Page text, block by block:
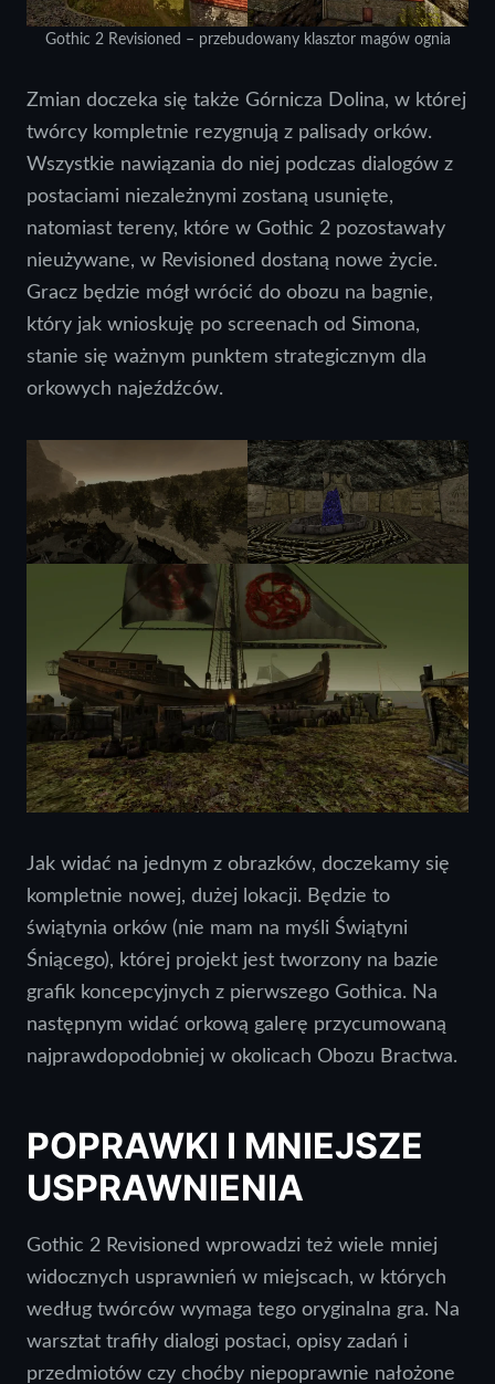
Gothic 2 Revisioned – przebudowany klasztor magów ognia
Zmian doczeka się także Górnicza Dolina, w której
twórcy kompletnie rezygnują z palisady orków.
Wszystkie nawiązania do niej podczas dialogów z
postaciami niezależnymi zostaną usunięte,
natomiast tereny, które w Gothic 2 pozostawały
nieużywane, w Revisioned dostaną nowe życie.
Gracz będzie mógł wrócić do obozu na bagnie,
który jak wnioskuję po screenach od Simona,
stanie się ważnym punktem strategicznym dla
orkowych najeźdźców.
Jak widać na jednym z obrazków, doczekamy się
kompletnie nowej, dużej lokacji. Będzie to
świątynia orków (nie mam na myśli Świątyni
Śniącego), której projekt jest tworzony na bazie
grafik koncepcyjnych z pierwszego Gothica. Na
następnym widać orkową galerę przycumowaną
najprawdopodobniej w okolicach Obozu Bractwa.
POPRAWKI I MNIEJSZE
USPRAWNIENIA
Gothic 2 Revisioned wprowadzi też wiele mniej
widocznych usprawnień w miejscach, w których
według twórców wymaga tego oryginalna gra. Na
warsztat trafiły dialogi postaci, opisy zadań i
przedmiotów czy choćby niepoprawnie nałożone